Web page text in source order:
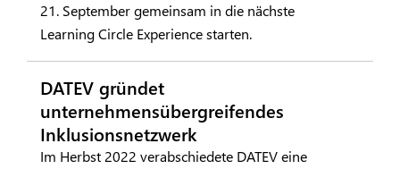
21. September gemeinsam in die nächste
Learning Circle Experience starten.
DATEV gründet
unternehmensübergreifendes
Inklusionsnetzwerk
Im Herbst 2022 verabschiedete DATEV eine